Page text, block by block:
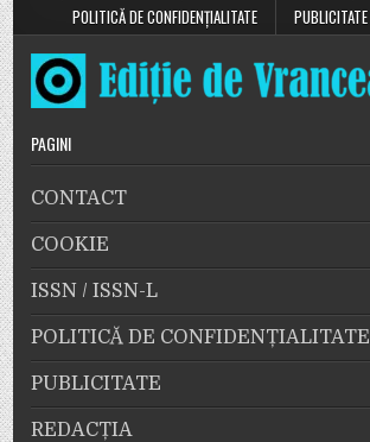
POLITICĂ DE CONFIDENȚIALITATE
PUBLICITATE
PAGINI
CONTACT
COOKIE
ISSN / ISSN-L
POLITICĂ DE CONFIDENȚIALITATE
PUBLICITATE
REDACȚIA